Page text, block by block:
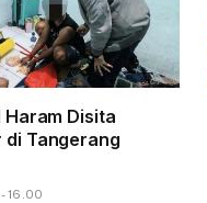
Haram Disita
di Tangerang
16.00